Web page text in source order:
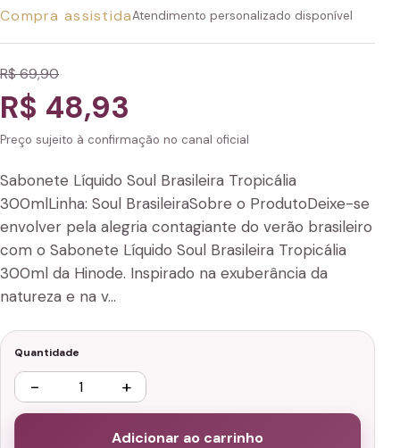
Compra assistidaAtendimento personalizado disponível
R$ 69,90
R$ 48,93
Preço sujeito à confirmação no canal oficial
Sabonete Líquido Soul Brasileira Tropicália
300mlLinha: Soul BrasileiraSobre o ProdutoDeixe-se
envolver pela alegria contagiante do verão brasileiro
com o Sabonete Líquido Soul Brasileira Tropicália
300ml da Hinode. Inspirado na exuberância da
natureza e na v…
Quantidade
− +
Adicionar ao carrinho